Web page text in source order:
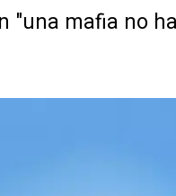
"una mafia no